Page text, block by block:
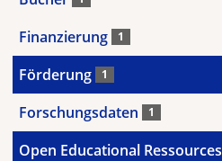
Finanzierung 1
Förderung 1
Forschungsdaten 1
Open Educational Ressources